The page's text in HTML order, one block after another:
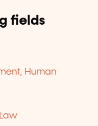
fields
Human